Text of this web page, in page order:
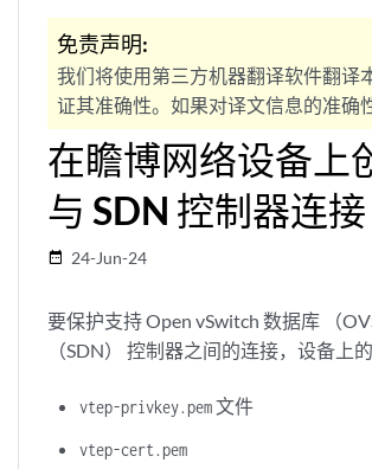
免责声明:
我们将使用第三方机器翻译软件翻译
证其准确性。如果对译文信息的准确
在瞻博网络设备上
与 SDN 控制器连接
date_range 24-Jun-24
要保护支持 Open vSwitch 数据库 （
（SDN） 控制器之间的连接，设备上的
vtep-privkey.pem文件
vtep-cert.pem